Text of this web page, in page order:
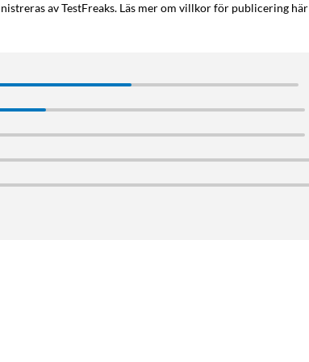
av TestFreaks. Läs mer om villkor för publicering här